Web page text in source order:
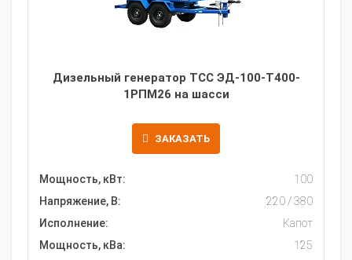
Дизельный генератор ТСС ЭД-100-Т400-
1РПМ26 на шасси
ЗАКАЗАТЬ
Мощность, кВт:
100
Напряжение, В:
220 / 380
Исполнение:
Капот
Мощность, кВа:
125